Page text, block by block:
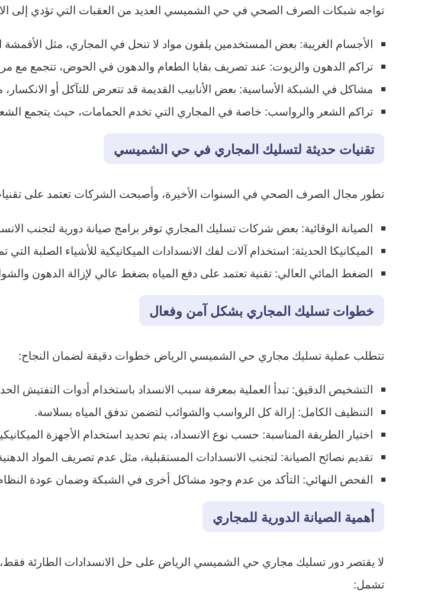
تواجه شبكات الصرف الصحي في حي الشميسي العديد من العقبات التي تؤدي إلى
الأجسام الغريبة: بعض المستخدمين يلقون مواد لا تنحل في المجاري، مثل الأقمشة
تراكم الدهون والزيوت: عند تصريف بقايا الطعام والدهون في الحوض، تتجمع مع
مشاكل في الشبكة الأساسية: بعض الأنابيب القديمة قد تتعرض للتآكل أو
تراكم الشعر والرواسب: خاصة في المجاري التي تخدم الحمامات، حيث يتجمع
تقنيات حديثة لتسليك المجاري في حي الشميسي
تطور مجال الصرف الصحي في السنوات الأخيرة، وأصبحت الشركات تعتمد على
الصيانة الوقائية: بعض شركات تسليك المجاري توفر برامج صيانة دورية لتجنب
الميكانيكا الحديثة: استخدام آلات لفك الانسدادات الميكانيكية للأشياء الصلبة التي
الضغط المائي العالي: تقنية تعتمد على دفع المياه بضغط عالي لإزالة الدهون
خطوات تسليك المجاري بشكل آمن وفعال
تتطلب عملية تسليك مجاري حي الشميسي الرياض خطوات دقيقة لضمان النجاح:
التشخيص الدقيق: تبدأ العملية بمعرفة سبب الانسداد باستخدام أدوات التفتيش
التنظيف الكامل: إزالة كل الرواسب والشوائب لتضمن تدفق المياه بسلاسة.
اختيار الطريقة المناسبة: حسب نوع الانسداد، يتم تحديد استخدام الأجهزة
تقديم نصائح الصيانة: لتجنب الانسدادات المستقبلية، مثل عدم تصريف المواد
الفحص النهائي: التأكد من عدم وجود مشاكل أخرى في الشبكة وضمان عودة
أهمية الصيانة الدورية للمجاري
لا يقتصر دور تسليك مجاري حي الشميسي الرياض على حل الانسدادات الطارئة فقط،
تشمل: